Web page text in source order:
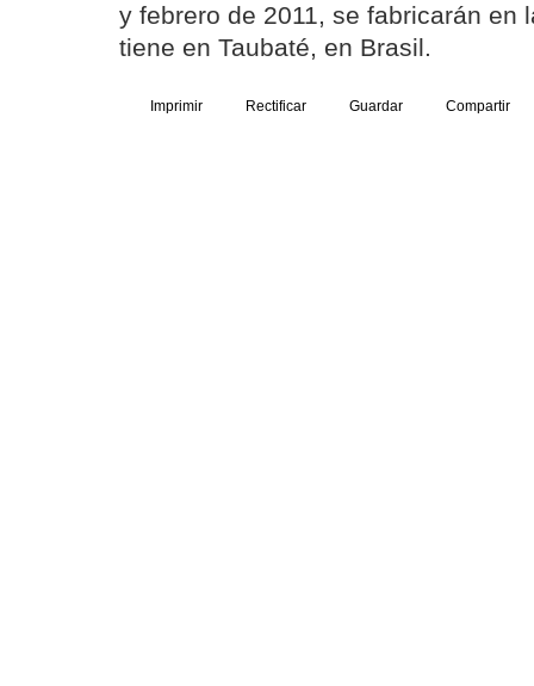
y febrero de 2011, se fabricarán en
tiene en Taubaté, en Brasil.
Imprimir Rectificar Guardar Compartir